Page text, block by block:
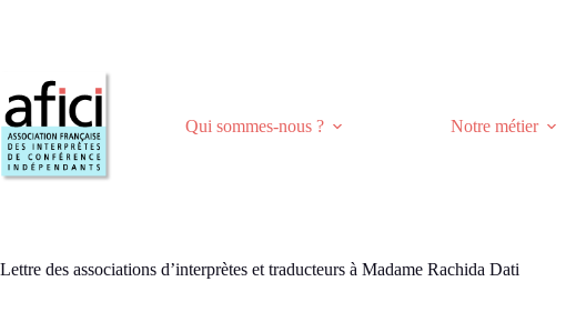
Qui sommes-nous ? Notre métier
Lettre des associations d’interprètes et traducteurs à Madame Rachida Dati